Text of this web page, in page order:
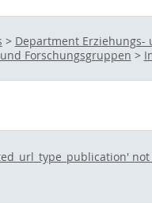
> Department Erziehungs-
Forschungsgruppen >